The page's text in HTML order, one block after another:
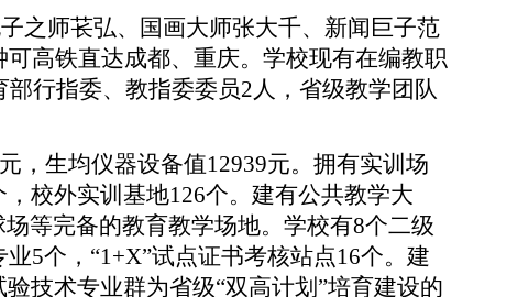
之师苌弘、国画大师张大千、新闻巨子范
可高铁直达成都、重庆。 学校现有在编教职
部行指委、教指委委员2人， 省级教学团队
，生均仪器设备值12939元。拥有实训场
校外实训基地126个。建有公共教学大
等完备的教育教学场地。学校有8个二级
5个，“1+X”试点证书考核站点16个。建
技术专业群为省级“双高计划”培育建设的